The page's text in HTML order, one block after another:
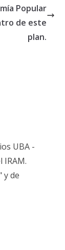
Popular
de este
plan.
UBA -
IRAM.
y de